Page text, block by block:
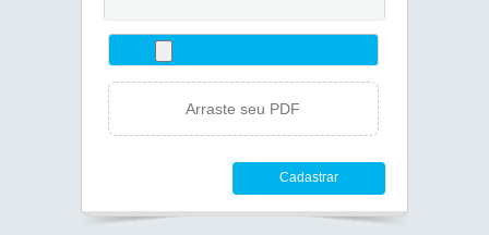
Arraste seu PDF
Cadastrar